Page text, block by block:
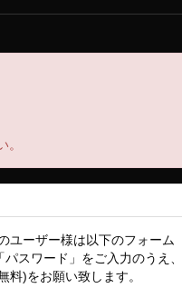
ユーザー様は以下のフォーム
スワード」をご入力のうえ、
料)をお願い致します。